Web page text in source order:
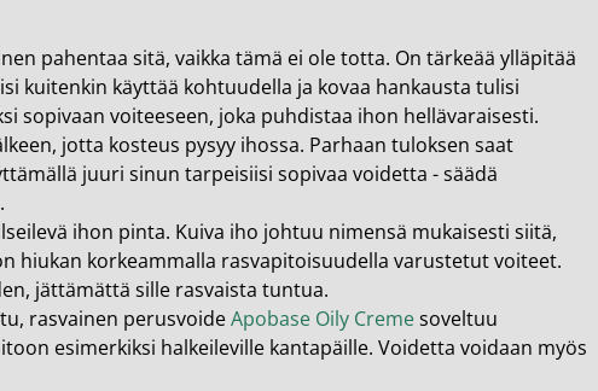
pahentaa sitä, vaikka tämä ei ole totta. On tärkeää ylläpitää
kuitenkin käyttää kohtuudella ja kovaa hankausta tulisi
sopivaan voiteeseen, joka puhdistaa ihon hellävaraisesti.
jotta kosteus pysyy ihossa. Parhaan tuloksen saat
juuri sinun tarpeisiisi sopivaa voidetta - säädä
ihon pinta. Kuiva iho johtuu nimensä mukaisesti siitä,
hiukan korkeammalla rasvapitoisuudella varustetut voiteet.
jättämättä sille rasvaista tuntua.
rasvainen perusvoideApobase Oily Cremesoveltuu
esimerkiksi halkeileville kantapäille. Voidetta voidaan myös